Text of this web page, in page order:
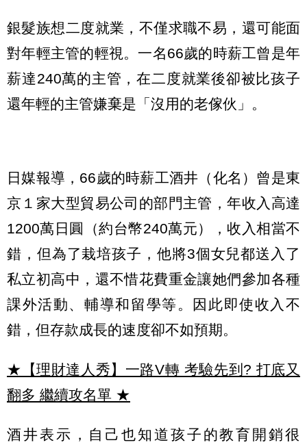
銀髮族想二度就業，不僅求職不易，還可能面
對年輕主管的輕視。一名66歲的時薪工曾是年
薪達240萬的主管，在二度就業後卻被比孩子
還年輕的主管嫌棄是「沒用的老傢伙」。
日媒報導，66歲的時薪工酒井（化名）曾是東
京１家大型貿易公司的部門主管，年收入高達
1200萬日圓（約台幣240萬元），收入相當不
錯，但為了栽培孩子，他將3個女兒都送入了
私立初高中，還不惜花費重金讓她們參加各種
課外活動、輔導和留學等。因此即使收入不
錯，但存款成長的速度卻不如預期。
★【理財達人秀】一路V轉 考驗先到? 打底又
翻多 繼續攻名單 ★
酒井表示，自己也知道孩子的教育開銷很